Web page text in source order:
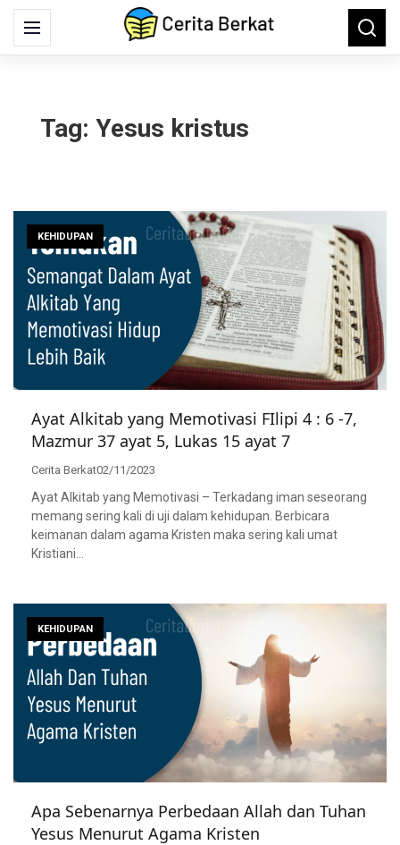
Menu
Search
for:
Tag: Yesus kristus
KEHIDUPAN
Ayat Alkitab yang Memotivasi FIlipi 4 : 6 -7,
Mazmur 37 ayat 5, Lukas 15 ayat 7
Cerita Berkat02/11/2023
Ayat Alkitab yang Memotivasi – Terkadang iman seseorang
memang sering kali di uji dalam kehidupan. Berbicara
keimanan dalam agama Kristen maka sering kali umat
Kristiani…
KEHIDUPAN
Apa Sebenarnya Perbedaan Allah dan Tuhan
Yesus Menurut Agama Kristen